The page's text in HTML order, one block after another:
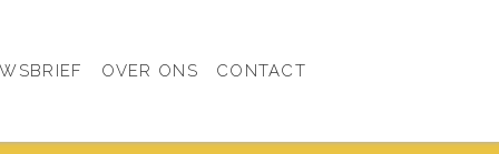
OVER ONS CONTACT